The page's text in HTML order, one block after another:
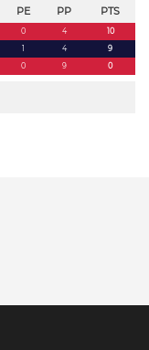
PE PP PTS
0 4
10
1 4
9
0 9 0